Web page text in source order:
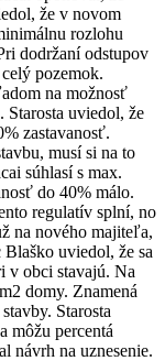
že v novom
rozlohu
dodržaní odstupov
pozemok.
na možnosť
Starosta uviedol, že
zastavanosť.
musí si na to
súhlasí s max.
do 40% málo.
regulatív splní, no
na nového majiteľa,
uviedol, že sa
v obci stavajú. Na
domy. Znamená
Starosta
môžu percentá
návrh na uznesenie.